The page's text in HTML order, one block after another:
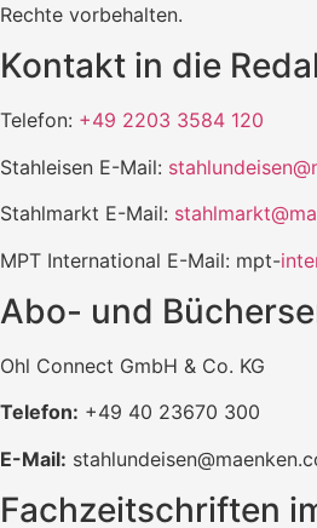
Rechte vorbehalten.
Kontakt in die
Telefon: +49 2203 3584 120
Stahleisen E-Mail:
Stahlmarkt E-Mail:
MPT International E-Mail: mpt-
Abo- und
Ohl Connect GmbH & Co. KG
Telefon: +49 40 23670 300
E-Mail:
Fachzeitschriften